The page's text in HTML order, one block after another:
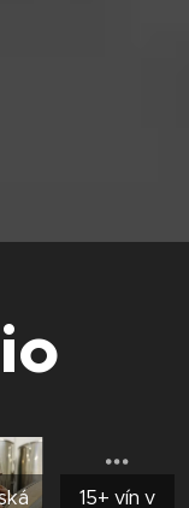
15+ vín v